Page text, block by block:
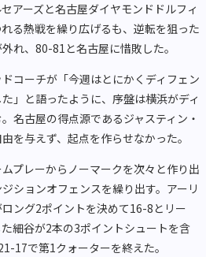
アーズと名古屋ダイヤモンドドルフィ
る熱戦を繰り広げるも、逆転を狙った
れ、80-81と名古屋に惜敗した。
コーチが「今週はとにかくディフェン
」と語ったように、序盤は横浜がディ
名古屋の得点源であるジャスティン・
を与えず、起点を作らせなかった。
プレーからノーマークを次々と作り出
ションオフェンスを繰り出す。アーリ
ング2ポイントを決めて16-8とリー
細谷が2本の3ポイントシュートを含
17で第1クォーターを終えた。